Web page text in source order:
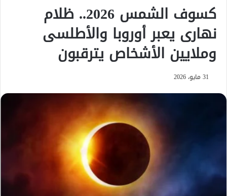
كسوف الشمس 2026.. ظلام
نهارى يعبر أوروبا والأطلسى
وملايين الأشخاص يترقبون
31 مايو، 2026